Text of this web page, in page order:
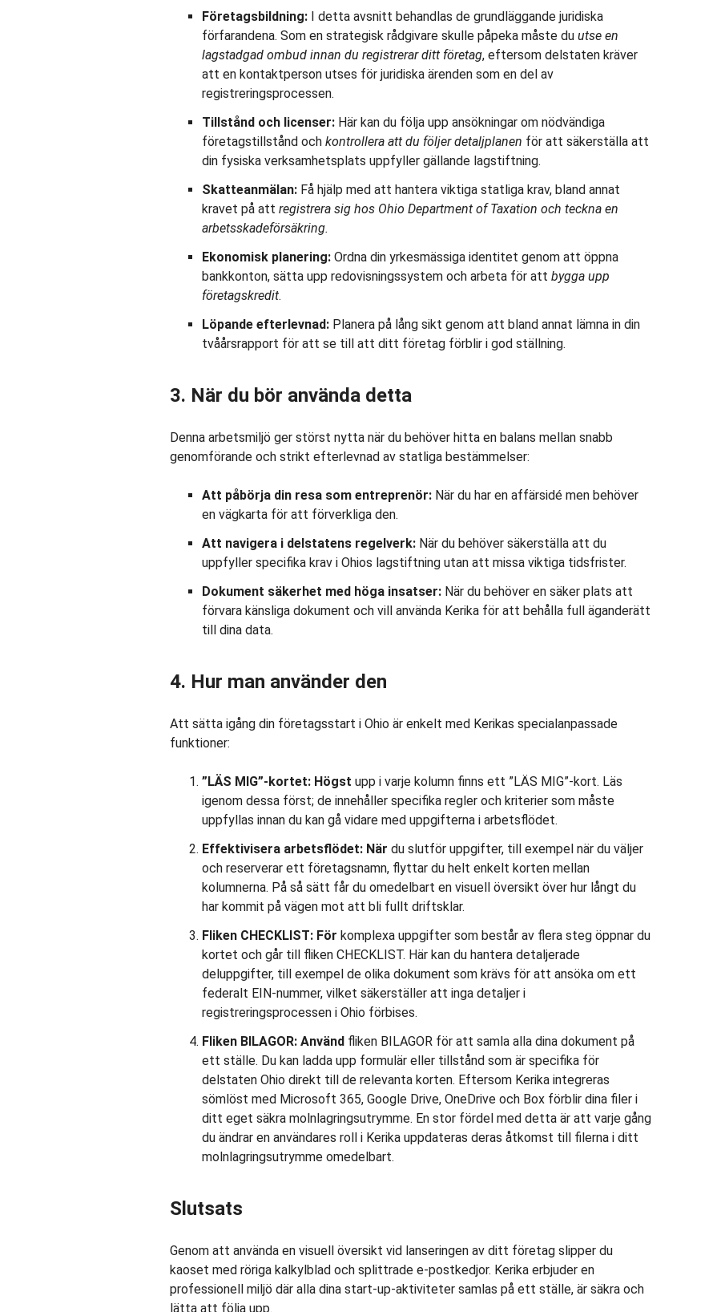
Företagsbildning: I detta avsnitt behandlas de grundläggande juridiska
förfarandena. Som en strategisk rådgivare skulle påpeka måste du utse en
lagstadgad ombud innan du registrerar ditt företag, eftersom delstaten kräver
att en kontaktperson utses för juridiska ärenden som en del av
registreringsprocessen.
Tillstånd och licenser: Här kan du följa upp ansökningar om nödvändiga
företagstillstånd och kontrollera att du följer detaljplanen för att säkerställa att
din fysiska verksamhetsplats uppfyller gällande lagstiftning.
Skatteanmälan: Få hjälp med att hantera viktiga statliga krav, bland annat
kravet på att registrera sig hos Ohio Department of Taxation och teckna en
arbetsskadeförsäkring.
Ekonomisk planering: Ordna din yrkesmässiga identitet genom att öppna
bankkonton, sätta upp redovisningssystem och arbeta för att bygga upp
företagskredit.
Löpande efterlevnad: Planera på lång sikt genom att bland annat lämna in din
tvåårsrapport för att se till att ditt företag förblir i god ställning.
3. När du bör använda detta
Denna arbetsmiljö ger störst nytta när du behöver hitta en balans mellan snabb
genomförande och strikt efterlevnad av statliga bestämmelser:
Att påbörja din resa som entreprenör: När du har en affärsidé men behöver
en vägkarta för att förverkliga den.
Att navigera i delstatens regelverk: När du behöver säkerställa att du
uppfyller specifika krav i Ohios lagstiftning utan att missa viktiga tidsfrister.
Dokument säkerhet med höga insatser: När du behöver en säker plats att
förvara känsliga dokument och vill använda Kerika för att behålla full äganderätt
till dina data.
4. Hur man använder den
Att sätta igång din företagsstart i Ohio är enkelt med Kerikas specialanpassade
funktioner:
”LÄS MIG”-kortet: Högst upp i varje kolumn finns ett ”LÄS MIG”-kort. Läs
igenom dessa först; de innehåller specifika regler och kriterier som måste
uppfyllas innan du kan gå vidare med uppgifterna i arbetsflödet.
Effektivisera arbetsflödet: När du slutför uppgifter, till exempel när du väljer
och reserverar ett företagsnamn, flyttar du helt enkelt korten mellan
kolumnerna. På så sätt får du omedelbart en visuell översikt över hur långt du
har kommit på vägen mot att bli fullt driftsklar.
Fliken CHECKLIST: För komplexa uppgifter som består av flera steg öppnar du
kortet och går till fliken CHECKLIST. Här kan du hantera detaljerade
deluppgifter, till exempel de olika dokument som krävs för att ansöka om ett
federalt EIN-nummer, vilket säkerställer att inga detaljer i
registreringsprocessen i Ohio förbises.
Fliken BILAGOR: Använd fliken BILAGOR för att samla alla dina dokument på
ett ställe. Du kan ladda upp formulär eller tillstånd som är specifika för
delstaten Ohio direkt till de relevanta korten. Eftersom Kerika integreras
sömlöst med Microsoft 365, Google Drive, OneDrive och Box förblir dina filer i
ditt eget säkra molnlagringsutrymme. En stor fördel med detta är att varje gång
du ändrar en användares roll i Kerika uppdateras deras åtkomst till filerna i ditt
molnlagringsutrymme omedelbart.
Slutsats
Genom att använda en visuell översikt vid lanseringen av ditt företag slipper du
kaoset med röriga kalkylblad och splittrade e-postkedjor. Kerika erbjuder en
professionell miljö där alla dina start-up-aktiviteter samlas på ett ställe, är säkra och
lätta att följa upp.